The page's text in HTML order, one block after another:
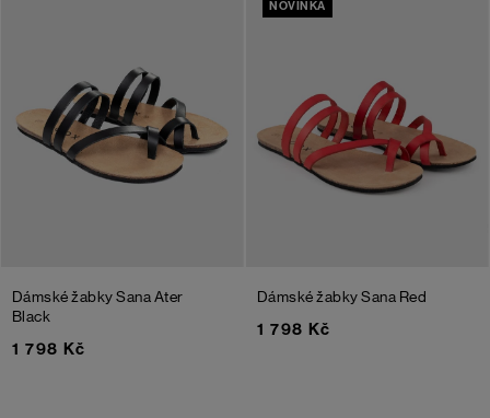
Dámské žabky Sana Ater
Black
1 798 Kč
NOVINKA
Dámské žabky Sana Red
1 798 Kč